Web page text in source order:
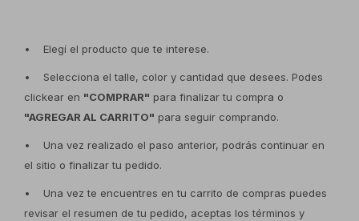
• Elegí el producto que te interese.
• Selecciona el talle, color y cantidad que desees. Podes
clickear en "COMPRAR" para finalizar tu compra o
"AGREGAR AL CARRITO" para seguir comprando.
• Una vez realizado el paso anterior, podrás continuar en
el sitio o finalizar tu pedido.
• Una vez te encuentres en tu carrito de compras puedes
revisar el resumen de tu pedido, aceptas los términos y